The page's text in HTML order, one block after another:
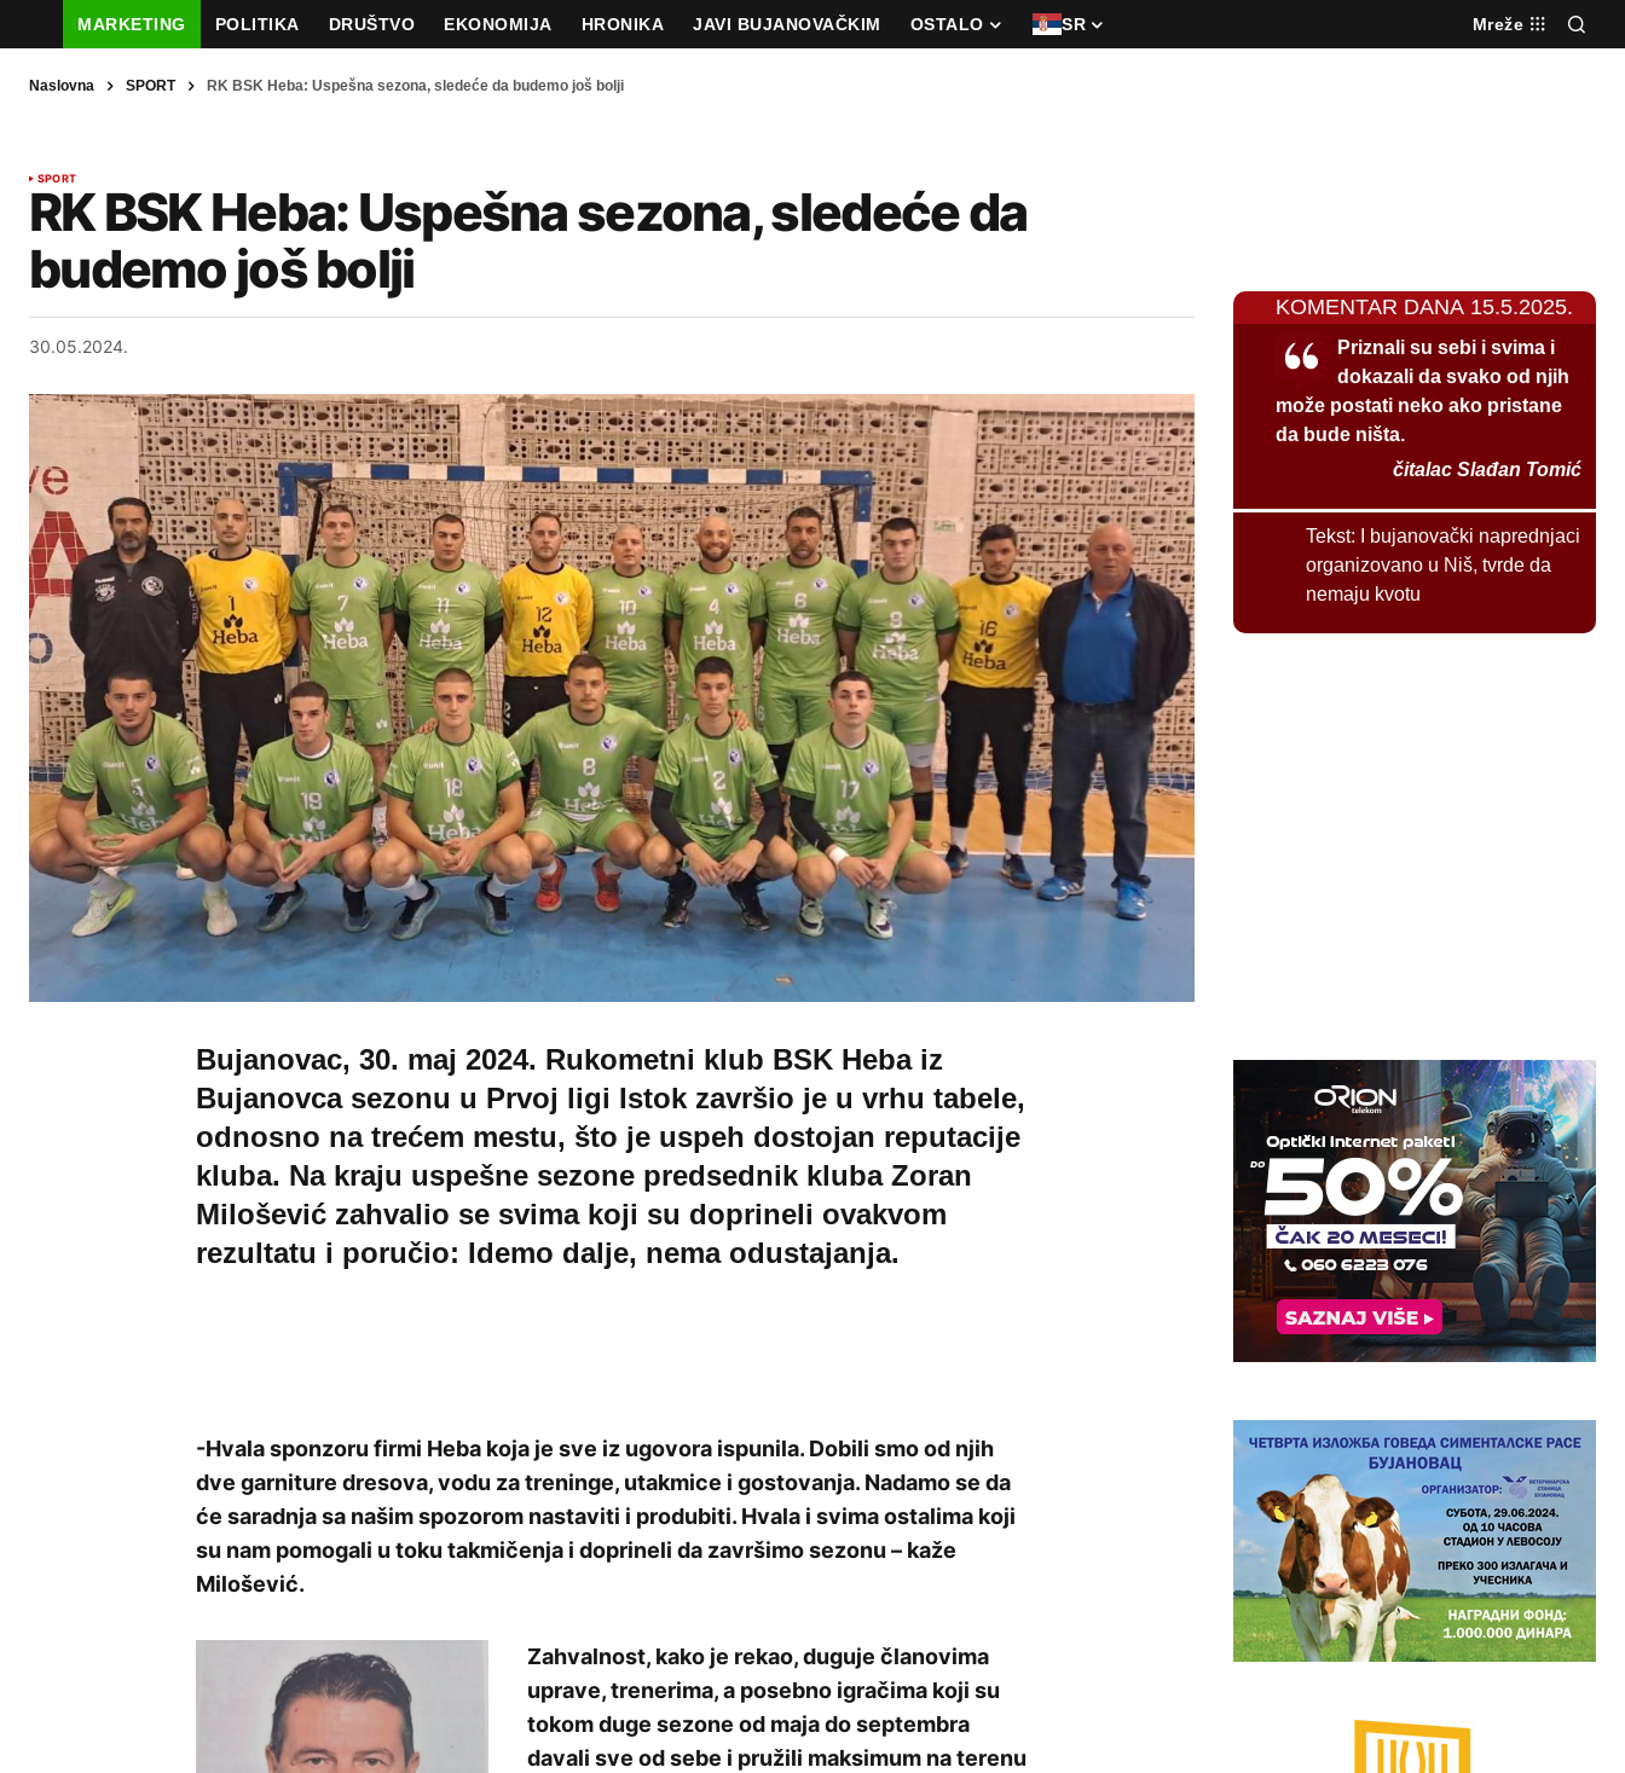
MARKETING POLITIKA DRUŠTVO EKONOMIJA HRONIKA JAVI BUJANOVAČKIM OSTALO SR Mreže
Naslovna SPORT RK BSK Heba: Uspešna sezona, sledeće da budemo još bolji
SPORT
RK BSK Heba: Uspešna sezona, sledeće da
budemo još bolji
30.05.2024.
Bujanovac, 30. maj 2024. Rukometni klub BSK Heba iz
Bujanovca sezonu u Prvoj ligi Istok završio je u vrhu tabele,
odnosno na trećem mestu, što je uspeh dostojan reputacije
kluba. Na kraju uspešne sezone predsednik kluba Zoran
Milošević zahvalio se svima koji su doprineli ovakvom
rezultatu i poručio: Idemo dalje, nema odustajanja.
-Hvala sponzoru firmi Heba koja je sve iz ugovora ispunila. Dobili smo od njih
dve garniture dresova, vodu za treninge, utakmice i gostovanja. Nadamo se da
će saradnja sa našim spozorom nastaviti i produbiti. Hvala i svima ostalima koji
su nam pomogali u toku takmičenja i doprineli da završimo sezonu – kaže
Milošević.
Zahvalnost, kako je rekao, duguje članovima
uprave, trenerima, a posebno igračima koji su
tokom duge sezone od maja do septembra
davali sve od sebe i pružili maksimum na terenu
KOMENTAR DANA 15.5.2025.
Priznali su sebi i svima i
dokazali da svako od njih
može postati neko ako pristane
da bude ništa.
čitalac Slađan Tomić
Tekst:
I bujanovački naprednjaci
organizovano u Niš, tvrde da
nemaju kvotu